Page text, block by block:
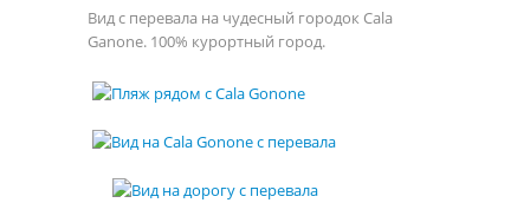
красоты
Вид с перевала на чудесный городок Cala
Ganone. 100% курортный город.